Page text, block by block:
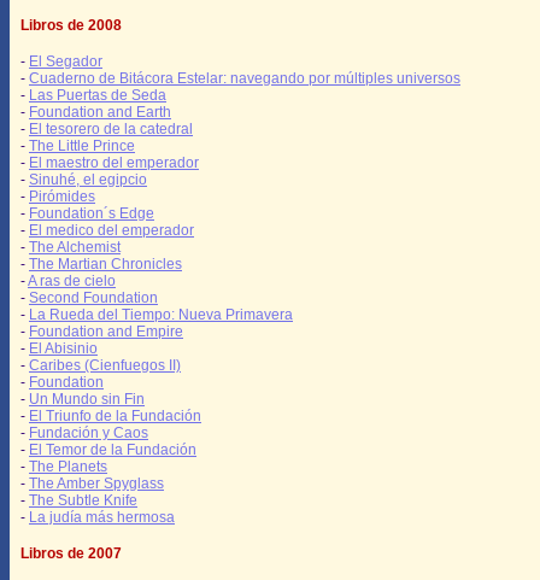
Libros de 2008
- El Segador
- Cuaderno de Bitácora Estelar: navegando por múltiples universos
- Las Puertas de Seda
- Foundation and Earth
- El tesorero de la catedral
- The Little Prince
- El maestro del emperador
- Sinuhé, el egipcio
- Pirómides
- Foundation´s Edge
- El medico del emperador
- The Alchemist
- The Martian Chronicles
-A ras de cielo
- Second Foundation
- La Rueda del Tiempo: Nueva Primavera
- Foundation and Empire
- El Abisinio
- Caribes (Cienfuegos II)
- Foundation
- Un Mundo sin Fin
- El Triunfo de la Fundación
- Fundación y Caos
- El Temor de la Fundación
- The Planets
- The Amber Spyglass
- The Subtle Knife
- La judía más hermosa
Libros de 2007